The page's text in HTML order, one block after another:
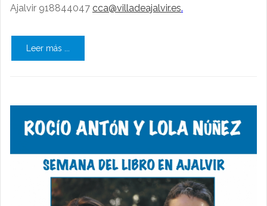
Ajalvir 918844047 cca@villadeajalvir.es.
Leer más ...